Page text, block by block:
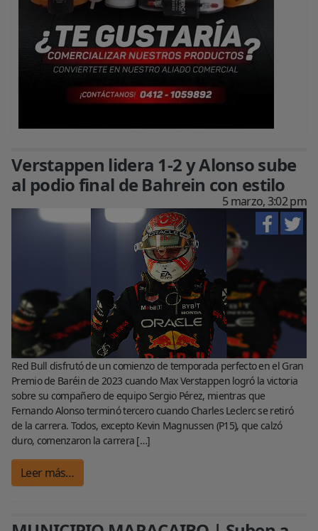
Verstappen lidera 1-2 y Alonso sube
al podio final de Bahrein con estilo
5 marzo, 3:02 pm
Red Bull disfrutó de un comienzo de temporada perfecto en el Gran
Premio de Baréin de 2023 cuando Max Verstappen logró la victoria
sobre su compañero de equipo Sergio Pérez, mientras que
Fernando Alonso terminó tercero cuando Charles Leclerc se retiró
de la carrera. Todos, excepto Kevin Magnussen (P15), que calzó
duro, comenzaron la carrera […]
Leer más…